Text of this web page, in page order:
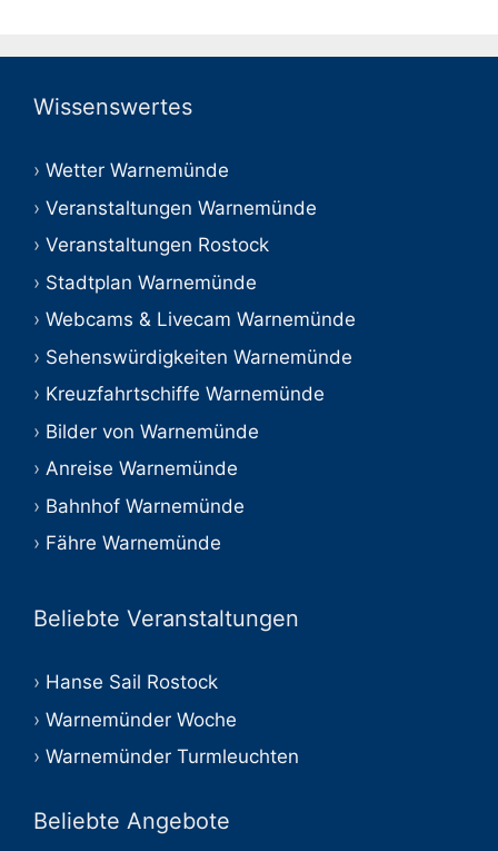
Wissenswertes
Wetter Warnemünde
Veranstaltungen Warnemünde
Veranstaltungen Rostock
Stadtplan Warnemünde
Webcams & Livecam Warnemünde
Sehenswürdigkeiten Warnemünde
Kreuzfahrtschiffe Warnemünde
Bilder von Warnemünde
Anreise Warnemünde
Bahnhof Warnemünde
Fähre Warnemünde
Beliebte Veranstaltungen
Hanse Sail Rostock
Warnemünder Woche
Warnemünder Turmleuchten
Beliebte Angebote